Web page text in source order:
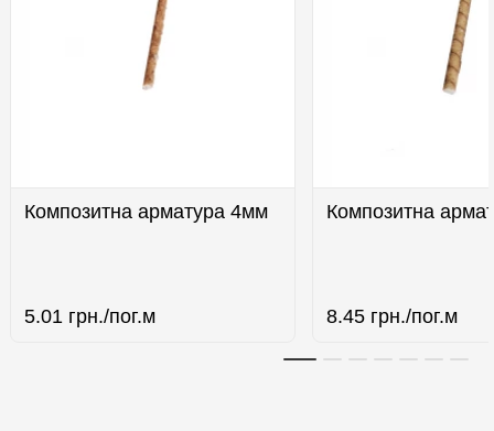
Композитна арматура 4мм
5.01 грн./пог.м
Композитна
8.45 грн./пог.м